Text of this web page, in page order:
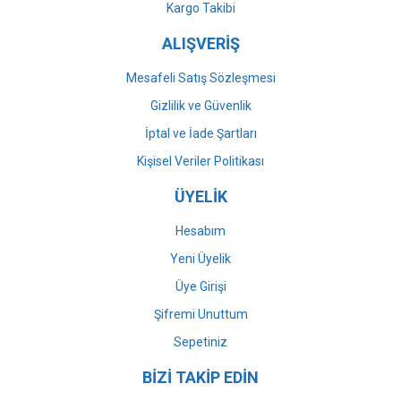
Gönder
Kargo Takibi
ALIŞVERİŞ
Mesafeli Satış Sözleşmesi
Gizlilik ve Güvenlik
İptal ve İade Şartları
Kişisel Veriler Politikası
ÜYELİK
Hesabım
Yeni Üyelik
Üye Girişi
Şifremi Unuttum
Sepetiniz
BİZİ TAKİP EDİN